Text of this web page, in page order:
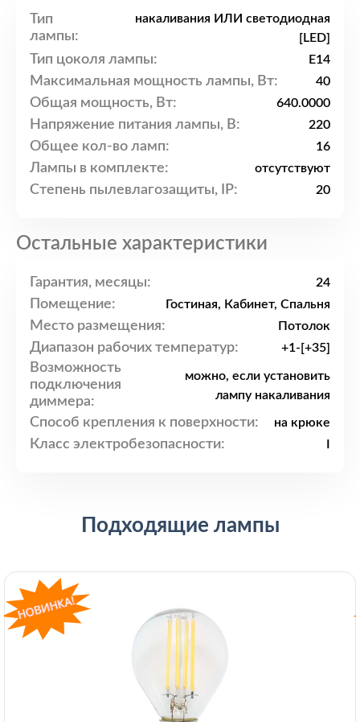
Тип
лампы:
накаливания ИЛИ светодиодная
[LED]
Тип цоколя лампы: E14
Максимальная мощность лампы, Вт: 40
Общая мощность, Вт: 640.0000
Напряжение питания лампы, В: 220
Общее кол-во ламп: 16
Лампы в комплекте: отсутствуют
Степень пылевлагозащиты, IP: 20
Остальные характеристики
Гарантия, месяцы: 24
Помещение: Гостиная, Кабинет, Спальня
Место размещения: Потолок
Диапазон рабочих температур: +1-[+35]
Возможность
подключения
диммера:
можно, если установить
лампу накаливания
Способ крепления к поверхности: на крюке
Класс электробезопасности:
Подходящие лампы